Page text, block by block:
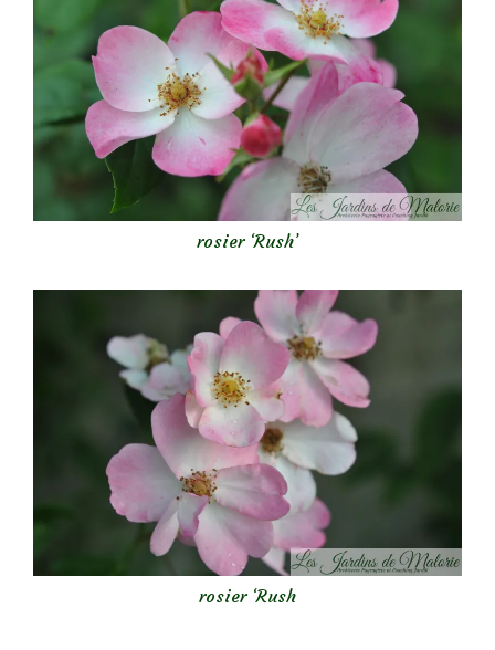
rosier ‘Rush’
rosier ‘Rush